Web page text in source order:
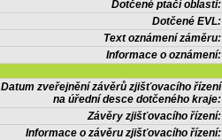
Dotčené ptačí oblasti:
Dotčené EVL:
Text oznámení záměru:
Informace o oznámení:
Datum zveřejnění závěrů zjišťovacího řízení
na úřední desce dotčeného kraje:
Závěry zjišťovacího řízení:
Informace o závěru zjišťovacího řízení: